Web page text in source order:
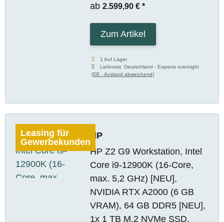
ab 2.599,90 € *
Zum Artikel
1 Auf Lager
Lieferzeit:Deutschland - Express overnight
(DE - Ausland abweichend)
Leasing für
Gewerbekunden
HP
HP Z2 G9 Workstation, Intel
Core i9-12900K (16-Core,
max. 5,2 GHz) [NEU],
NVIDIA RTX A2000 (6 GB
VRAM), 64 GB DDR5 [NEU],
1x 1 TB M.2 NVMe SSD,